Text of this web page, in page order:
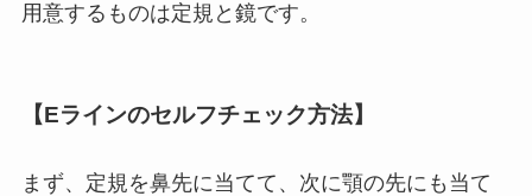
用意するものは定規と鏡です。
【Eラインのセルフチェック方法】
まず、定規を鼻先に当てて、次に顎の先にも当て